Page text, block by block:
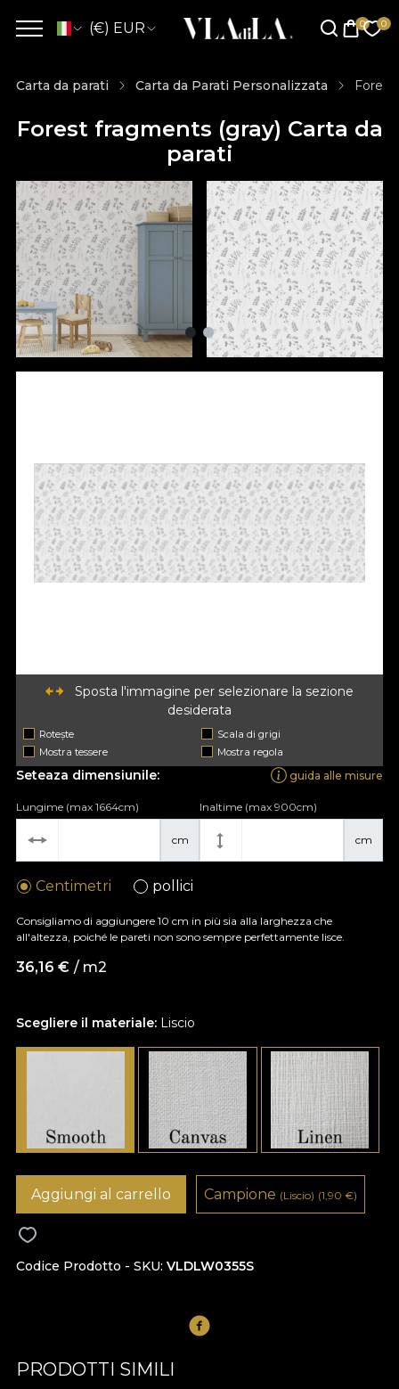
(€) EUR
Carta da parati Carta da Parati Personalizzata Forest
Forest fragments (gray) Carta da
parati
Sposta l'immagine per selezionare la sezione
desiderata
Rotește
Scala di grigi
Mostra tessere
Mostra regola
Scegliere il materiale: Liscio
Seteaza dimensiunile: guida alle misure
cm
Lungime (max 1664cm)
cm
Inaltime (max 900cm)
Centimetri pollici
Consigliamo di aggiungere 10 cm in più sia alla larghezza che
all'altezza, poiché le pareti non sono sempre perfettamente lisce.
36,16 € / m2
Codice Prodotto - SKU VLDLW0355S
Aggiungi al carrello Campione (Liscio) (1,90 €)
PRODOTTI SIMILI